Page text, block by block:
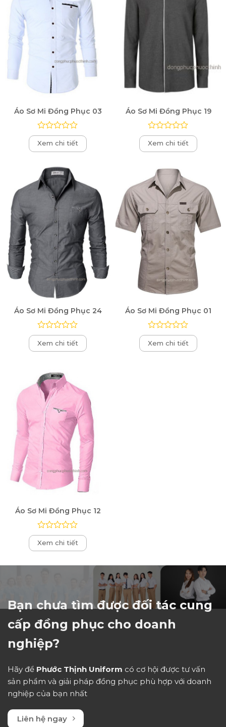
Áo Sơ Mi Đồng Phục 03
Được
xếp
hạng
sao
Xem chi tiết
Áo Sơ Mi Đồng Phục 19
Được
xếp
hạng
sao
Xem chi tiết
Áo Sơ Mi Đồng Phục 24
Được
xếp
hạng
sao
Xem chi tiết
Áo Sơ Mi Đồng Phục 01
Được
xếp
hạng
Xem chi tiết
Áo Sơ Mi Đồng Phục 12
Được
xếp
hạng
Xem chi tiết
Bạn chưa tìm được đối tác cung
cấp đồng phục cho doanh
nghiệp?
Hãy để Phước Thịnh Uniform có cơ hội được tư vấn
sản phẩm và giải pháp đồng phục phù hợp với doanh
nghiệp của bạn nhất
Liên hệ ngay